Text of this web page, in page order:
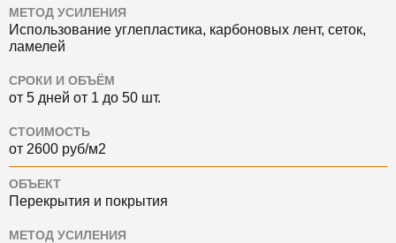
МЕТОД УСИЛЕНИЯ
Использование углепластика, карбоновых лент, сеток,
ламелей
СРОКИ И ОБЪЁМ
от 5 дней от 1 до 50 шт.
СТОИМОСТЬ
от 2600 руб/м2
ОБЪЕКТ
Перекрытия и покрытия
МЕТОД УСИЛЕНИЯ